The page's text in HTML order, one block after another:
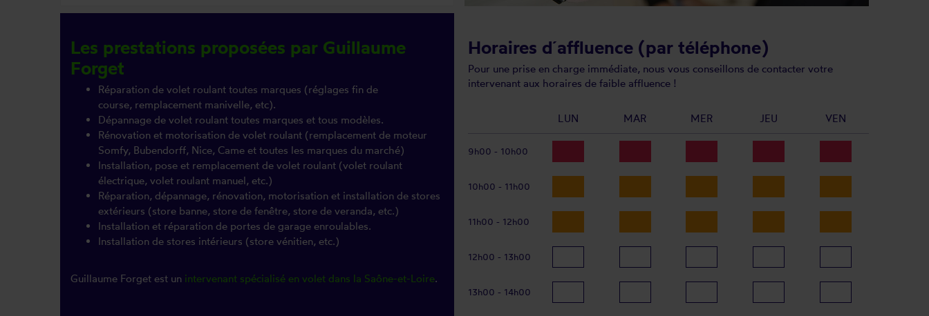
Les prestations proposées par Guillaume
Forget
Réparation de volet roulant toutes marques (réglages fin de
course, remplacement manivelle, etc).
Dépannage de volet roulant toutes marques et tous modèles.
Rénovation et motorisation de volet roulant (remplacement de moteur
Somfy, Bubendorff, Nice, Came et toutes les marques du marché)
Installation, pose et remplacement de volet roulant (volet roulant
électrique, volet roulant manuel, etc.)
Réparation, dépannage, rénovation, motorisation et installation de stores
extérieurs (store banne, store de fenêtre, store de veranda, etc.)
Installation et réparation de portes de garage enroulables.
Installation de stores intérieurs (store vénitien, etc.)
Guillaume Forget est un intervenant spécialisé en volet dans la Saône-et-Loire.
Horaires d´affluence (par téléphone)
Pour une prise en charge immédiate, nous vous conseillons de contacter votre
intervenant aux horaires de faible affluence !
9h00 - 10h00
10h00 - 11h00
11h00 - 12h00
12h00 - 13h00
13h00 - 14h00
LUN MAR MER JEU VEN